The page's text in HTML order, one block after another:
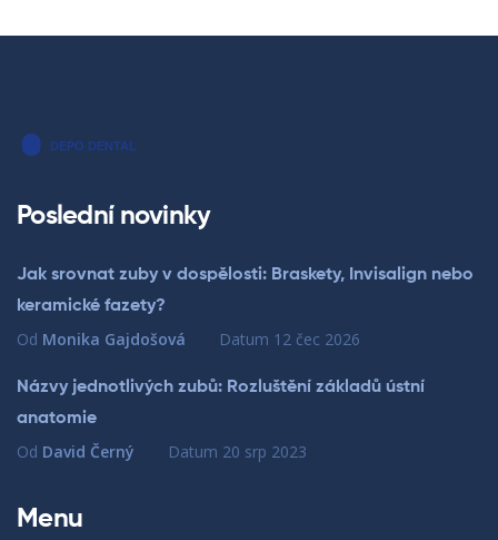
Poslední novinky
Jak srovnat zuby v dospělosti: Braskety, Invisalign nebo
keramické fazety?
Od Monika Gajdošová Datum 12 čec 2026
Názvy jednotlivých zubů: Rozluštění základů ústní
anatomie
Od David Černý Datum 20 srp 2023
Menu